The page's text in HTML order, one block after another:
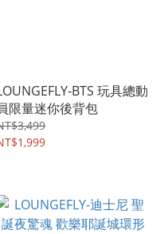
BTS 玩具總動
限量迷你後背包